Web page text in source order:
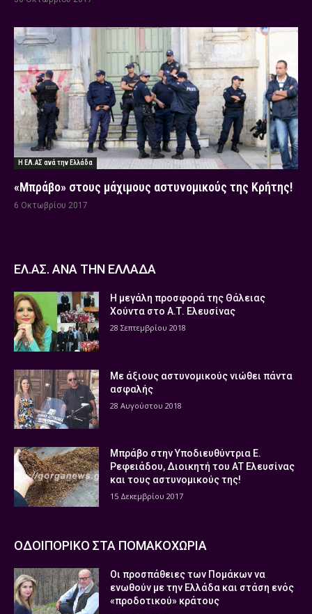
Η ΕΛ.ΑΣ ανά την Ελλάδα
«Μπράβο» στους μάχιμους αστυνομικούς της Κρήτης!
6 Οκτωβρίου 2017
ΕΛ.ΑΣ. ΑΝΑ ΤΗΝ ΕΛΛΑΔΑ
Η μεγάλη προσφορά της Θάλειας
Χούντα στο Α.Τ. Ελευσίνας
28 Σεπτεμβρίου 2018
Με άξιους αστυνομικούς νιώθει πάντα
ασφαλής
28 Αυγούστου 2018
Μπράβο στην Υποδιευθύντρια Ε.
Ρεφειάδου, Διοικητή του ΑΤ Ελευσίνας
και τους αστυνομικούς της!
15 Δεκεμβρίου 2017
ΟΔΟΙΠΟΡΙΚΟ ΣΤΑ ΠΟΜΑΚΟΧΩΡΙΑ
Οι προσπάθειες των Πομάκων να
ενωθούν με την Ελλάδα και στάση ενός
«προδοτικού» κράτους